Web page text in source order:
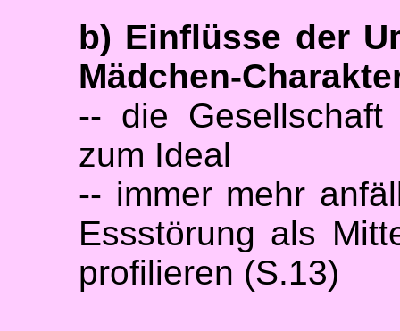
b) Einflüsse der
Mädchen-
-- die Gesellschaft
zum Ideal
-- immer mehr
Essstörung als
profilieren (S.13)